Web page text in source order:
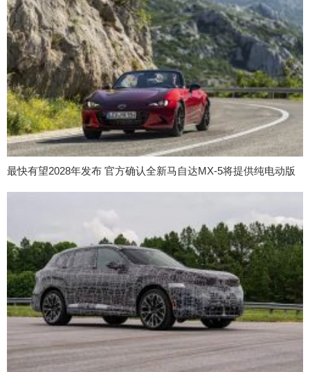
最快有望2028年发布 官方确认全新马自达MX-5将提供纯电动版